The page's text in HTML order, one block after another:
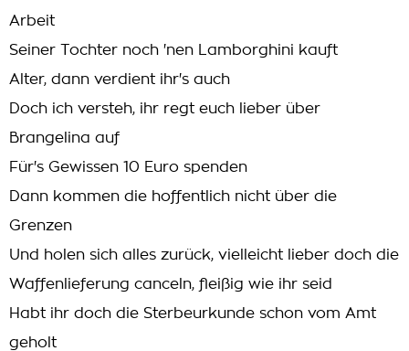
Arbeit
Seiner Tochter noch 'nen Lamborghini kauft
Alter, dann verdient ihr's auch
Doch ich versteh, ihr regt euch lieber über
Brangelina auf
Für's Gewissen 10 Euro spenden
Dann kommen die hoffentlich nicht über die
Grenzen
Und holen sich alles zurück, vielleicht lieber doch die
Waffenlieferung canceln, fleißig wie ihr seid
Habt ihr doch die Sterbeurkunde schon vom Amt
geholt